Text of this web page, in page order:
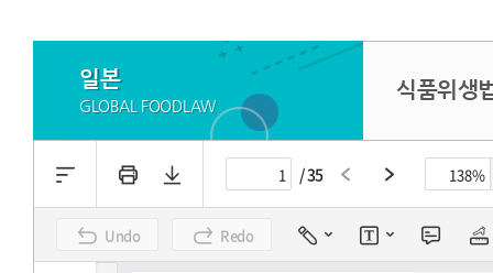
일본
GLOBAL FOODLAW
식품위생